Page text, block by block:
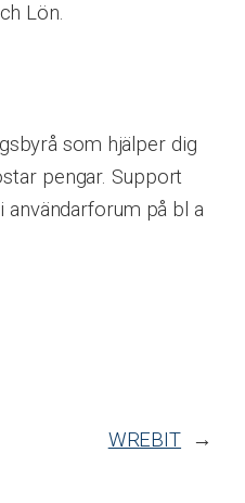
Lön.
som hjälper dig
pengar. Support
användarforum på bl a
WREBIT →